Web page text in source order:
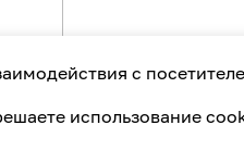
с
использование